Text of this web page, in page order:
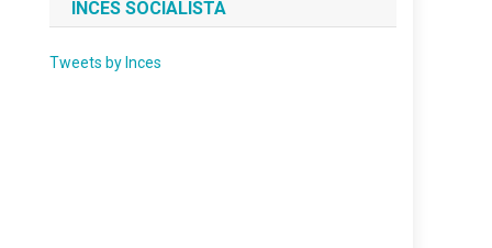
INCES SOCIALISTA
Tweets by Inces